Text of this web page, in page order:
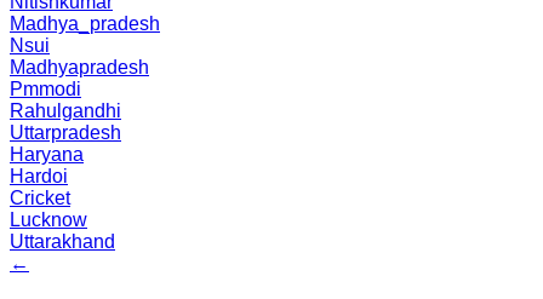
Madhya_pradesh
Nsui
Madhyapradesh
Pmmodi
Rahulgandhi
Uttarpradesh
Haryana
Hardoi
Cricket
Lucknow
Uttarakhand
←